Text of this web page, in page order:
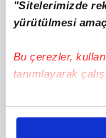
"Sitelerimizde
yürütülmesi
Bu çerezler,
tanımlayarak
Bu çerezlere izin